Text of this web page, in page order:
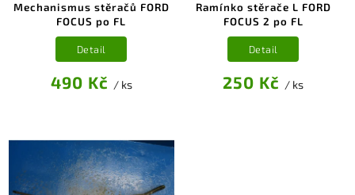
Mechanismus stěračů FORD
FOCUS po FL
490 Kč / ks
Detail
Ramínko stěrače L FORD
FOCUS 2 po FL
250 Kč / ks
Detail